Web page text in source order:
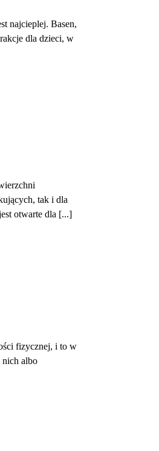
najcieplej. Basen,
dla dzieci, w
tak i dla
otwarte dla [...]
fizycznej, i to w
nich albo